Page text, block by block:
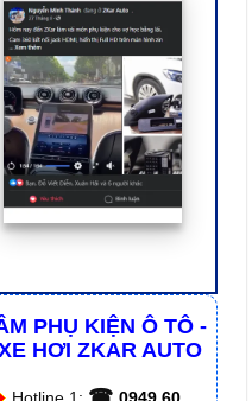
PHỤ KIỆN Ô TÔ -
HƠI ZKAR AUTO
Hotline 1: ☎ 0949 60